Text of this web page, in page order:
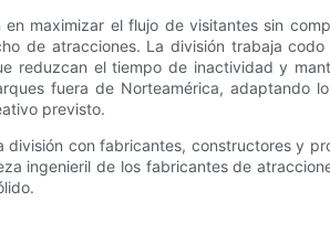
maximizar el flujo de visitantes sin
de atracciones. La división trabaja
reduzcan el tiempo de inactividad y
fuera de Norteamérica, adaptando
previsto.
con fabricantes, constructores y
ingenieril de los fabricantes de